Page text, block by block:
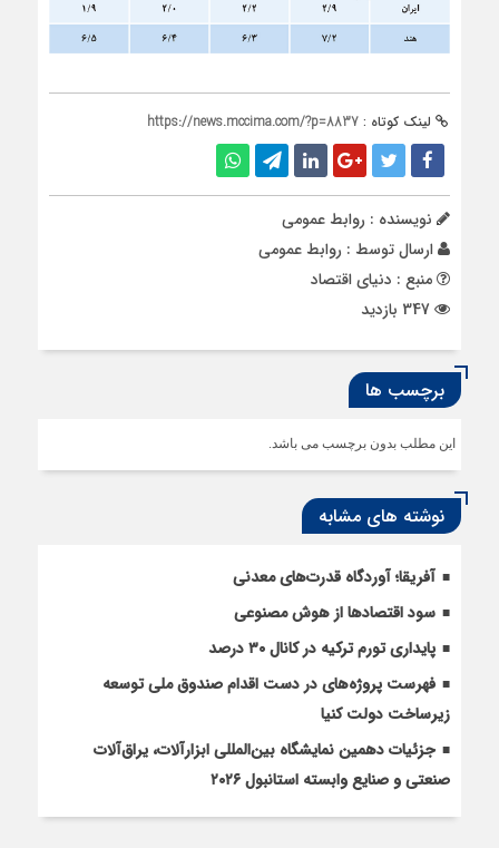
لینک کوتاه : https://news.mccima.com/?p=8837
نویسنده : روابط عمومی
ارسال توسط : روابط عمومی
منبع : دنیای اقتصاد
برچسب ها
این مطلب بدون برچسب می باشد.
نوشته های مشابه
آفریقا؛ آوردگاه قدرت‌های معدنی
سود اقتصاد‌ها از هوش مصنوعی
پایداری تورم ترکیه در کانال ۳۰ درصد
فهرست پروژه‌های در دست اقدام صندوق ملی توسعه
زیرساخت دولت کنیا
جزئیات دهمین نمایشگاه بین‌المللی ابزارآلات، یراق‌آلات
صنعتی و صنایع وابسته استانبول ۲۰۲۶